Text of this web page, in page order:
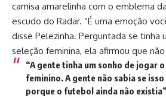
camisa amarelinha com o emblema
escudo do Radar. “É uma emoção
disse Pelezinha. Perguntada se tinha
seleção feminina, ela afirmou que
“A gente tinha um sonho de jogar
feminino. A gente não sabia se
porque o futebol ainda não